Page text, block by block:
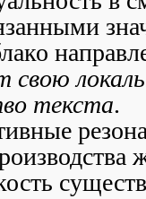
свою
текстa.